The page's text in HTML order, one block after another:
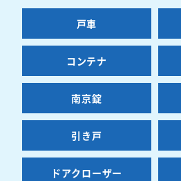
戸車
コンテナ
南京錠
引き戸
ドアクローザー